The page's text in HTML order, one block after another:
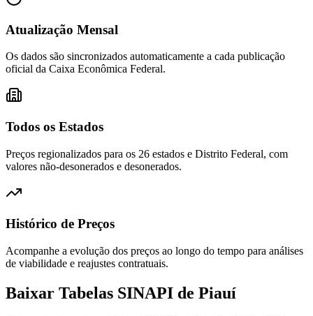
Atualização Mensal
Os dados são sincronizados automaticamente a cada publicação
oficial da Caixa Econômica Federal.
Todos os Estados
Preços regionalizados para os 26 estados e Distrito Federal, com
valores não-desonerados e desonerados.
Histórico de Preços
Acompanhe a evolução dos preços ao longo do tempo para análises
de viabilidade e reajustes contratuais.
Baixar Tabelas SINAPI de Piauí